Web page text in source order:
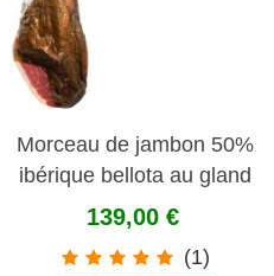
Morceau de jambon 50%
ibérique bellota au gland
chêne 1 kg aprox
139,00 €
(1)